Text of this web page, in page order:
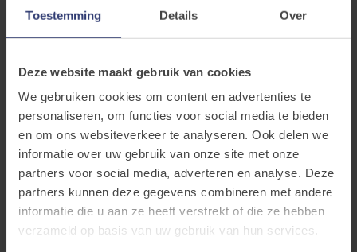
Toestemming Details Over
Deze website maakt gebruik van cookies
We gebruiken cookies om content en advertenties te
personaliseren, om functies voor social media te bieden
en om ons websiteverkeer te analyseren. Ook delen we
informatie over uw gebruik van onze site met onze
partners voor social media, adverteren en analyse. Deze
partners kunnen deze gegevens combineren met andere
informatie die u aan ze heeft verstrekt of die ze hebben
verzameld op basis van uw gebruik van hun services.
context waarin jullie werken.
coördinator .
Welke interessante websites/linken bestaan
er omtrent dit thema?
KOPP/KOAP - Familieplatform
KOPP/KOV: wat u als professional kunt doen -
Trimbos-instituut